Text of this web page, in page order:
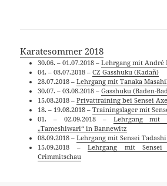
Karatesommer 2018
30.06. – 01.07.2018 –Lehrgang mit André
04. – 08.07.2018 –CZ Gasshuku (Kadaň)
28.07.2018 –Lehrgang mit Tanaka
30.07. – 03.08.2018 –Gasshuku (Baden-
15.08.2018 –Privattraining bei Sensei
18. – 19.08.2018 –Trainingslager mit
01. – 02.09.2018 – Lehrgang mit
„Tameshiwari“ in Bannewitz
08.09.2018 –Lehrgang mit Sensei
15.09.2018 –Lehrgang mit
Crimmitschau